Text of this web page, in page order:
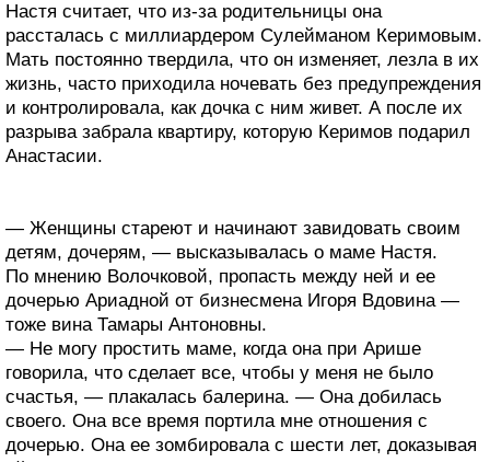
Настя считает, что из-за родительницы она
рассталась с миллиардером Сулейманом Керимовым.
Мать постоянно твердила, что он изменяет, лезла в их
жизнь, часто приходила ночевать без предупреждения
и контролировала, как дочка с ним живет. А после их
разрыва забрала квартиру, которую Керимов подарил
Анастасии.
— Женщины стареют и начинают завидовать своим
детям, дочерям, — высказывалась о маме Настя.
По мнению Волочковой, пропасть между ней и ее
дочерью Ариадной от бизнесмена Игоря Вдовина —
тоже вина Тамары Антоновны.
— Не могу простить маме, когда она при Арише
говорила, что сделает все, чтобы у меня не было
счастья, — плакалась балерина. — Она добилась
своего. Она все время портила мне отношения с
дочерью. Она ее зомбировала с шести лет, доказывая